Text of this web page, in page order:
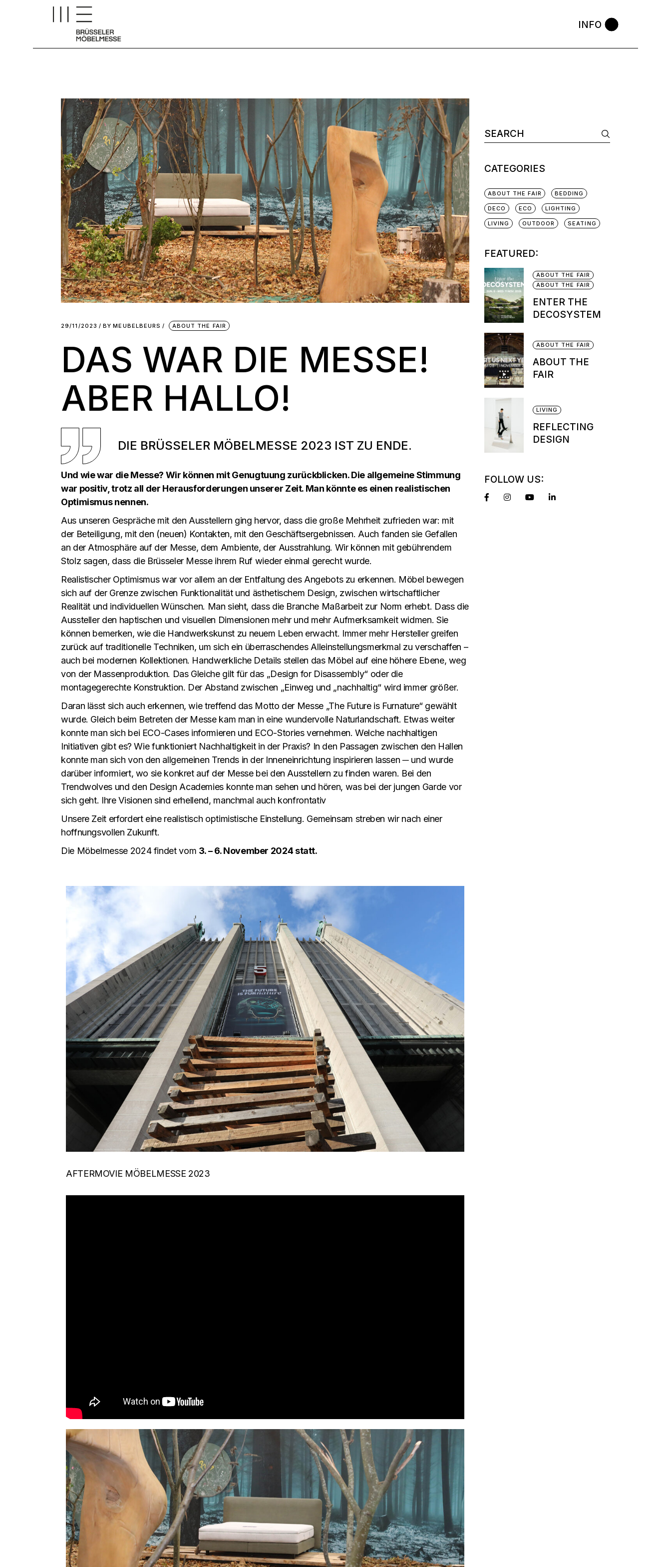
INFO
29/11/2023 BY MEUBELBEURS ABOUT THE FAIR
DAS WAR DIE MESSE!
ABER HALLO!
DIE BRÜSSELER MÖBELMESSE 2023 IST ZU ENDE.
Und wie war die Messe? Wir können mit Genugtuung zurückblicken. Die allgemeine Stimmung
war positiv, trotz all der Herausforderungen unserer Zeit. Man könnte es einen realistischen
Optimismus nennen.
Aus unseren Gespräche mit den Ausstellern ging hervor, dass die große Mehrheit zufrieden war: mit
der Beteiligung, mit den (neuen) Kontakten, mit den Geschäftsergebnissen. Auch fanden sie Gefallen
an der Atmosphäre auf der Messe, dem Ambiente, der Ausstrahlung. Wir können mit gebührendem
Stolz sagen, dass die Brüsseler Messe ihrem Ruf wieder einmal gerecht wurde.
Realistischer Optimismus war vor allem an der Entfaltung des Angebots zu erkennen. Möbel bewegen
sich auf der Grenze zwischen Funktionalität und ästhetischem Design, zwischen wirtschaftlicher
Realität und individuellen Wünschen. Man sieht, dass die Branche Maßarbeit zur Norm erhebt. Dass die
Aussteller den haptischen und visuellen Dimensionen mehr und mehr Aufmerksamkeit widmen. Sie
können bemerken, wie die Handwerkskunst zu neuem Leben erwacht. Immer mehr Hersteller greifen
zurück auf traditionelle Techniken, um sich ein überraschendes Alleinstellungsmerkmal zu verschaffen –
auch bei modernen Kollektionen. Handwerkliche Details stellen das Möbel auf eine höhere Ebene, weg
von der Massenproduktion. Das Gleiche gilt für das „Design for Disassembly“ oder die
montagegerechte Konstruktion. Der Abstand zwischen „Einweg und „nachhaltig“ wird immer größer.
Daran lässt sich auch erkennen, wie treffend das Motto der Messe „The Future is Furnature“ gewählt
wurde. Gleich beim Betreten der Messe kam man in eine wundervolle Naturlandschaft. Etwas weiter
konnte man sich bei ECO-Cases informieren und ECO-Stories vernehmen. Welche nachhaltigen
Initiativen gibt es? Wie funktioniert Nachhaltigkeit in der Praxis? In den Passagen zwischen den Hallen
konnte man sich von den allgemeinen Trends in der Inneneinrichtung inspirieren lassen ─ und wurde
darüber informiert, wo sie konkret auf der Messe bei den Ausstellern zu finden waren. Bei den
Trendwolves und den Design Academies konnte man sehen und hören, was bei der jungen Garde vor
sich geht. Ihre Visionen sind erhellend, manchmal auch konfrontativ
Unsere Zeit erfordert eine realistisch optimistische Einstellung. Gemeinsam streben wir nach einer
hoffnungsvollen Zukunft.
Die Möbelmesse 2024 findet vom 3. – 6. November 2024 statt.
AFTERMOVIE MÖBELMESSE 2023
CATEGORIES
ABOUT THE FAIR BEDDING
DECO ECO LIGHTING
LIVING OUTDOOR SEATING
FEATURED:
ABOUT THE FAIR
ABOUT THE FAIR
ENTER THE
DECOSYSTEM
ABOUT THE FAIR
ABOUT THE
FAIR
LIVING
REFLECTING
DESIGN
FOLLOW US: